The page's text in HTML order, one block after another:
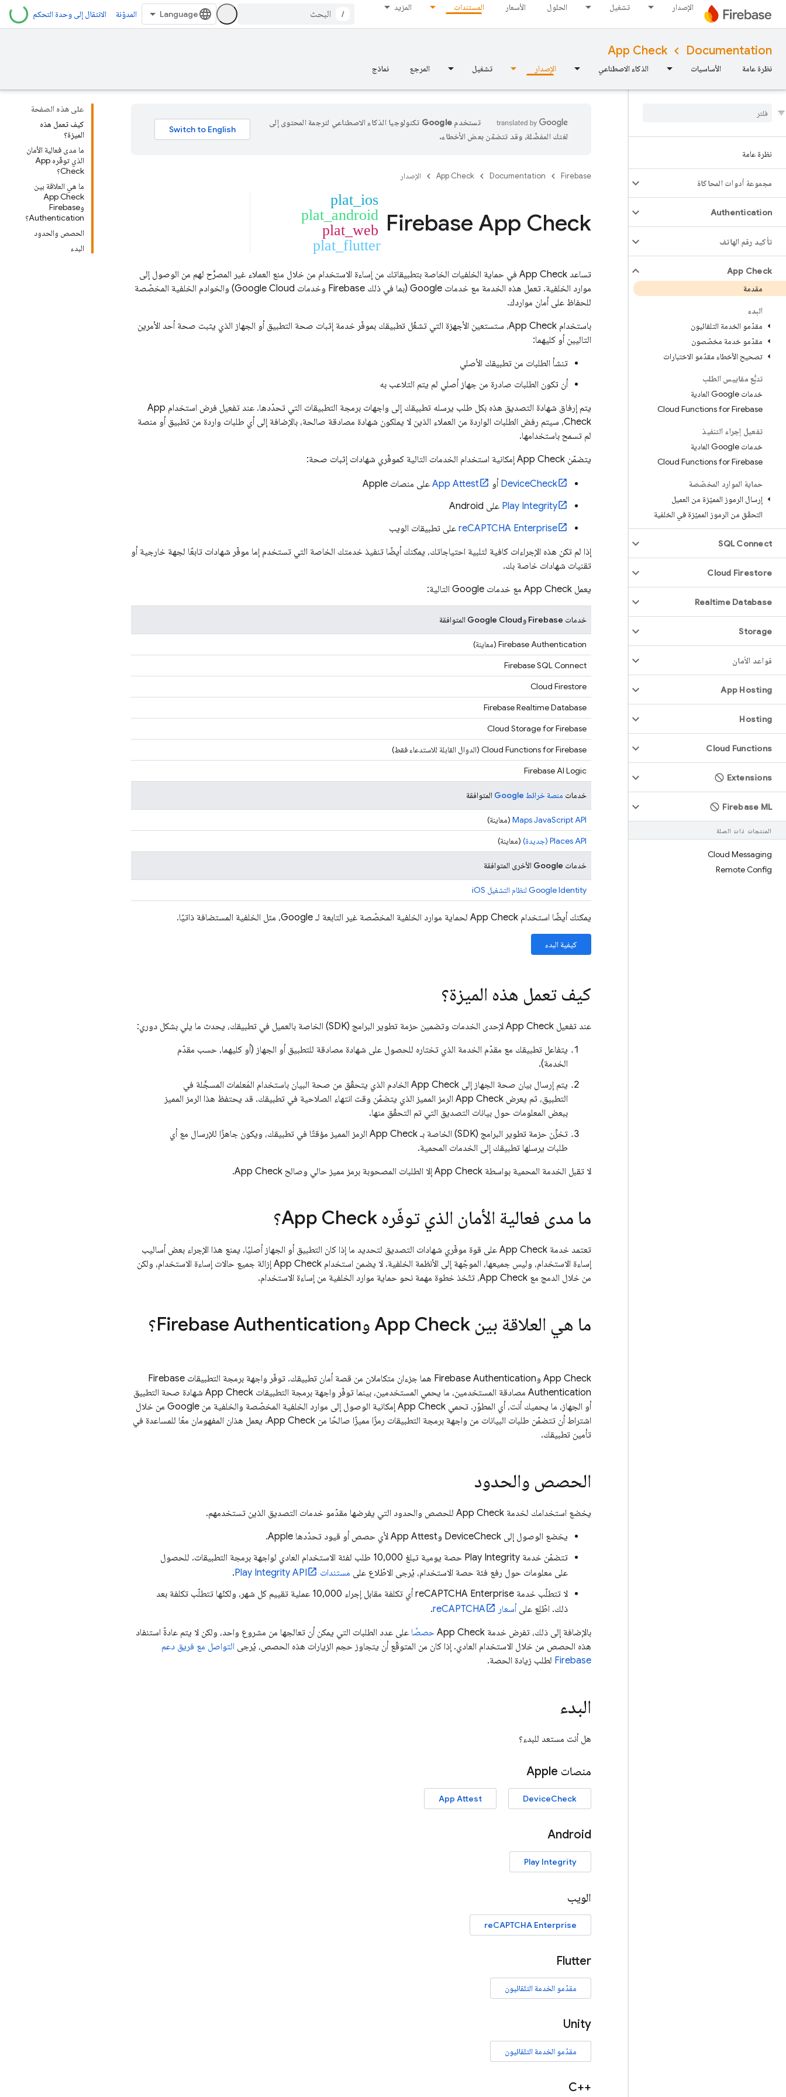
الإصدار تشغيل الحلول الأسعار المستندات المزيد
/ المدوّنة الانتقال إلى وحدة التحكم
Documentation
App Check
نظرة عامة الأساسيات الذكاء الاصطناعي الإصدار تشغيل المرجع نماذج
نظرة عامة
مجموعة أدوات المحاكاة
Authentication
تأكيد رقم الهاتف
App Check
مقدمة
البدء
مقدّمو الخدمة التلقائيون
مقدّمو خدمة مخصّصون
تصحيح الأخطاء مقدّمو الاختبارات
تتبُّع مقاييس الطلب
خدمات Google العادية
Cloud Functions for Firebase
تفعيل إجراء التنفيذ
خدمات Google العادية
Cloud Functions for Firebase
حماية الموارد المخصّصة
إرسال الرموز المميّزة من العميل
التحقّق من الرموز المميّزة في الخلفية
SQL Connect
Cloud Firestore
Realtime Database
Storage
قواعد الأمان
App Hosting
Hosting
Cloud Functions
Extensions
Firebase ML
المنتجات ذات الصلة
Cloud Messaging
Remote Config
على هذه الصفحة
كيف تعمل هذه
الميزة؟
ما مدى فعالية الأمان
الذي توفّره App
Check؟
ما هي العلاقة بين
App Check
وFirebase
Authentication؟
الحصص والحدود
البدء
تستخدم Google تكنولوجيا الذكاء الاصطناعي لترجمة المحتوى إلى
لغتك المفضّلة، وقد تتضمّن بعض الأخطاء.
Firebase
Documentation
App Check الإصدار
Firebase App Check
plat_ios
plat_android
plat_web
plat_flutter
تساعد App Check في حماية الخلفيات الخاصة بتطبيقاتك من إساءة الاستخدام من خلال منع العملاء غير المصرَّح لهم من الوصول إلى
موارد الخلفية. تعمل هذه الخدمة مع خدمات Google (بما في ذلك Firebase وخدمات
Google Cloud) والخوادم الخلفية المخصّصة
للحفاظ على أمان مواردك.
باستخدام App Check، ستستعين الأجهزة التي تشغّل تطبيقك بموفّر خدمة إثبات صحة التطبيق أو الجهاز الذي يثبت صحة أحد الأمرين
التاليين أو كليهما:
تنشأ الطلبات من تطبيقك الأصلي
أن تكون الطلبات صادرة من جهاز أصلي لم يتم التلاعب به
يتم إرفاق شهادة التصديق هذه بكل طلب يرسله تطبيقك إلى واجهات برمجة التطبيقات التي تحدّدها. عند تفعيل فرض استخدام App
Check، سيتم رفض الطلبات الواردة من العملاء الذين لا يملكون شهادة مصادقة صالحة، بالإضافة إلى أي طلبات واردة من تطبيق أو منصة
لم تسمح باستخدامها.
يتضمّن App Check إمكانية استخدام الخدمات التالية كموفّري شهادات إثبات صحة:
DeviceCheck أو App Attest على منصات Apple
‫Play Integrity على Android
reCAPTCHA Enterprise على تطبيقات الويب
إذا لم تكن هذه الإجراءات كافية لتلبية احتياجاتك، يمكنك أيضًا تنفيذ خدمتك الخاصة التي تستخدم إما موفّر شهادات تابعًا لجهة خارجية أو
تقنيات شهادات خاصة بك.
يعمل App Check مع خدمات Google التالية:
خدمات Firebase وGoogle Cloud المتوافقة
Firebase Authentication (معاينة)
Firebase SQL Connect
Cloud Firestore
Firebase Realtime Database
Cloud Storage for Firebase
Cloud Functions for Firebase (الدوال القابلة للاستدعاء فقط)
Firebase AI Logic
خدمات منصة خرائط Google المتوافقة
‫Maps JavaScript API (معاينة)
Places API (جديدة)
(معاينة)
خدمات Google الأخرى المتوافقة
Google Identity لنظام التشغيل iOS
يمكنك أيضًا استخدام App Check لحماية موارد الخلفية المخصّصة غير التابعة لـ Google، مثل الخلفية المستضافة ذاتيًا.
كيفية البدء
كيف تعمل هذه الميزة؟
عند تفعيل App Check لإحدى الخدمات وتضمين حزمة تطوير البرامج (SDK) الخاصة بالعميل في تطبيقك، يحدث ما يلي بشكل دوري:
يتفاعل تطبيقك مع مقدّم الخدمة الذي تختاره للحصول على شهادة مصادقة للتطبيق أو الجهاز (أو كليهما، حسب مقدّم
الخدمة).
يتم إرسال بيان صحة الجهاز إلى App Check الخادم الذي يتحقّق من صحة البيان باستخدام المَعلمات المسجَّلة في
التطبيق، ثم يعرض App Check الرمز المميز الذي يتضمّن وقت انتهاء الصلاحية في تطبيقك. قد يحتفظ هذا الرمز المميز
ببعض المعلومات حول بيانات التصديق التي تم التحقّق منها.
تخزِّن حزمة تطوير البرامج (SDK) الخاصة بـ
App Check الرمز المميز مؤقتًا في تطبيقك، ويكون جاهزًا للإرسال مع أي
طلبات يرسلها تطبيقك إلى الخدمات المحمية.
لا تقبل الخدمة المحمية بواسطة App Check إلا الطلبات المصحوبة برمز مميز حالي وصالح App Check
.
ما مدى فعالية الأمان الذي توفّره App Check؟
تعتمد خدمة App Check على قوة موفّري شهادات التصديق لتحديد ما إذا كان التطبيق أو الجهاز أصليًا. يمنع هذا الإجراء بعض أساليب
إساءة الاستخدام، وليس جميعها، الموجّهة إلى الأنظمة الخلفية. لا يضمن استخدام App Check إزالة جميع حالات إساءة الاستخدام، ولكن
من خلال الدمج مع App Check، تتّخذ خطوة مهمة نحو حماية موارد الخلفية من إساءة الاستخدام.
ما هي العلاقة بين App Check وFirebase Authentication؟
App Check وFirebase Authentication هما جزءان متكاملان من قصة أمان تطبيقك. توفّر واجهة برمجة التطبيقات Firebase
Authentication مصادقة المستخدمين، ما يحمي المستخدمين، بينما توفّر واجهة برمجة التطبيقات App Check شهادة صحة التطبيق
أو الجهاز، ما يحميك أنت، أي المطوّر. تحمي App Check
إمكانية الوصول إلى موارد الخلفية المخصّصة والخلفية من Google من خلال
اشتراط أن تتضمّن طلبات البيانات من واجهة برمجة التطبيقات رمزًا مميزًا صالحًا من App Check. يعمل هذان المفهومان معًا للمساعدة في
تأمين تطبيقك.
الحصص والحدود
يخضع استخدامك لخدمة App Check للحصص والحدود التي يفرضها مقدّمو خدمات التصديق الذين تستخدمهم.
يخضع الوصول إلى DeviceCheck وApp Attest لأي حصص أو قيود تحدّدها Apple.
تتضمّن خدمة Play Integrity حصة يومية تبلغ 10,000 طلب لفئة الاستخدام العادي لواجهة برمجة التطبيقات. للحصول
على معلومات حول رفع فئة حصة الاستخدام، يُرجى الاطّلاع على مستندات Play Integrity API
.
لا تتطلّب خدمة reCAPTCHA Enterprise أي تكلفة مقابل إجراء 10,000 عملية تقييم كل شهر، ولكنّها تتطلّب تكلفة بعد
ذلك. اطّلِع على أسعار reCAPTCHA
.
بالإضافة إلى ذلك، تفرض خدمة App Check حصصًا على عدد الطلبات التي يمكن أن تعالجها من مشروع واحد، ولكن لا يتم عادةً استنفاد
هذه الحصص من خلال الاستخدام العادي. إذا كان من المتوقّع أن يتجاوز حجم الزيارات هذه الحصص، يُرجى التواصل مع فريق دعم
Firebase لطلب زيادة الحصة.
البدء
هل أنت مستعد للبدء؟
منصات Apple
DeviceCheck
App Attest
Android
Play Integrity
الويب
reCAPTCHA Enterprise
Flutter
مقدّمو الخدمة التلقائيون
Unity
مقدّمو الخدمة التلقائيون
C++‎